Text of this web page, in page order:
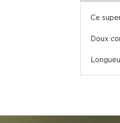
Ce
Doux